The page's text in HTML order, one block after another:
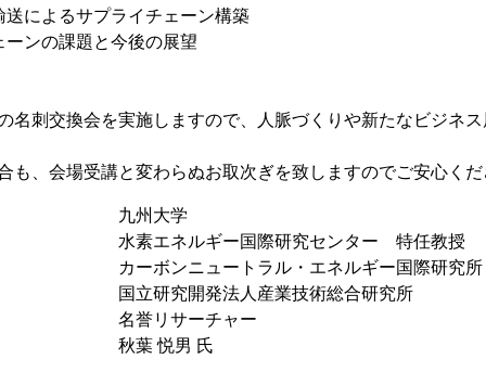
によるサプライチェーン構築
ンの課題と今後の展望
名刺交換会を実施しますので、人脈づくりや新たなビジネ
も、会場受講と変わらぬお取次ぎを致しますのでご安心く
九州大学
水素エネルギー国際研究センター 特任教授
カーボンニュートラル・エネルギー国際研究
国立研究開発法人産業技術総合研究所
名誉リサーチャー
秋葉 悦男 氏